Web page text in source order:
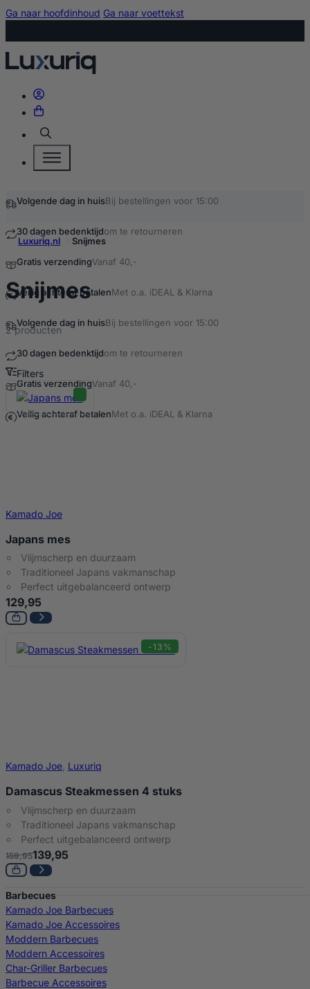
Ga naar hoofdinhoud Ga naar voettekst
Zoeken
Volgende dag in huisBij bestellingen voor 15:00
30 dagen bedenktijdom te retourneren
Gratis verzendingVanaf 40,-
Veilig achteraf betalenMet o.a. iDEAL & Klarna
Volgende dag in huisBij bestellingen voor 15:00
30 dagen bedenktijdom te retourneren
Gratis verzendingVanaf 40,-
Veilig achteraf betalenMet o.a. iDEAL & Klarna
Luxuriq.nl Snijmes
Snijmeskopen
2 producten
Filters
Snijmes Producten
Kamado Joe
Japans mes
Vlijmscherp en duurzaam
Traditioneel Japans vakmanschap
Perfect uitgebalanceerd ontwerp
129,95
-13%
Kamado Joe, Luxuriq
Damascus Steakmessen 4 stuks
Vlijmscherp en duurzaam
Traditioneel Japans vakmanschap
Perfect uitgebalanceerd ontwerp
159,95139,95
Barbecues
Kamado Joe Barbecues
Kamado Joe Accessoires
Moddern Barbecues
Moddern Accessoires
Char-Griller Barbecues
Barbecue Accessoires